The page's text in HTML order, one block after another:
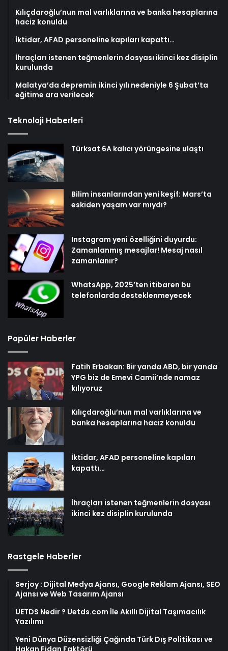
Kılıçdaroğlu’nun mal varlıklarına ve banka hesaplarına
haciz konuldu
İktidar, AFAD personeline kapıları kapattı…
İhraçları istenen teğmenlerin dosyası ikinci kez disiplin
kurulunda
Malatya’da depremin ikinci yılı nedeniyle 6 Şubat’ta
eğitime ara verilecek
Teknoloji Haberleri
Türksat 6A kalıcı yörüngesine ulaştı
Bilim insanlarından yeni keşif: Mars’ta
eskiden yaşam var mıydı?
Instagram yeni özelliğini duyurdu:
Zamanlanmış mesajlar! Mesaj nasıl
zamanlanır?
WhatsApp, 2025’ten itibaren bu
telefonlarda desteklenmeyecek
Popüler Haberler
Fatih Erbakan: Bir yanda ABD, bir yanda
YPG biz de Emevi Camii’nde namaz
kılıyoruz
Kılıçdaroğlu’nun mal varlıklarına ve
banka hesaplarına haciz konuldu
İktidar, AFAD personeline kapıları
kapattı…
İhraçları istenen teğmenlerin dosyası
ikinci kez disiplin kurulunda
Rastgele Haberler
Serjoy : Dijital Medya Ajansı, Google Reklam Ajansı, SEO
Ajansı ve Web Tasarım Ajansı
UETDS Nedir ? Uetds.com İle Akıllı Dijital Taşımacılık
Yazılımı
Yeni Dünya Düzensizliği Çağında Türk Dış Politikası ve
Hakan Fidan Faktörü